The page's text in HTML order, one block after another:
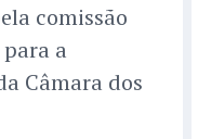
comissão
a
Câmara dos